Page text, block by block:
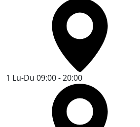
1 Lu-Du 09:00 - 20:00